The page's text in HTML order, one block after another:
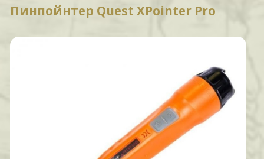
Пинпойнтер Quest XPointer Pro